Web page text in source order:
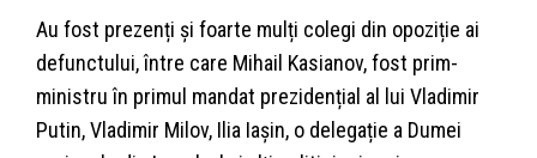
Au fost prezenți și foarte mulți colegi din opoziție ai
defunctului, între care Mihail Kasianov, fost prim-
ministru în primul mandat prezidențial al lui Vladimir
Putin, Vladimir Milov, Ilia Iașin, o delegație a Dumei